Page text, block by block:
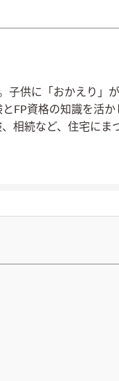
子供に「おかえり」
FP資格の知識を活か
相続など、住宅にま